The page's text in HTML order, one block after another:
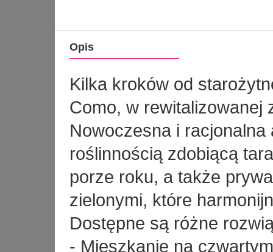
Opis
Kilka kroków od
Como, w rewitalizowanej
Nowoczesna i
roślinnością zdobiącą
porze roku, a także
zielonymi, które
Dostępne są różne
- Mieszkanie na